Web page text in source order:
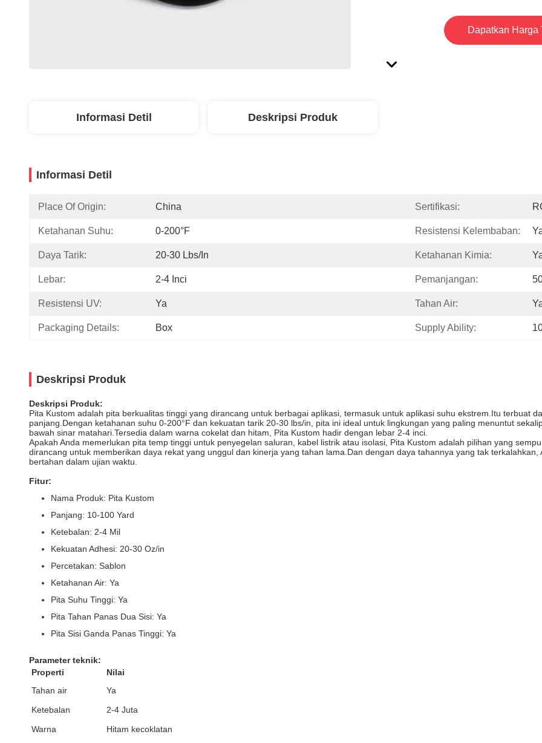
Dapatkan Harga
Informasi Detil Deskripsi Produk
Informasi Detil
Place Of Origin: China Sertifikasi:
Ketahanan Suhu: 0-200°F Resistensi Kelembaban:
Daya Tarik: 20-30 Lbs/in Ketahanan Kimia:
Lebar: 2-4 Inci Pemanjangan:
Resistensi UV: Ya Tahan Air:
Packaging Details: Box Supply Ability:
Deskripsi Produk
Deskripsi Produk:
Pita Kustom adalah pita berkualitas tinggi yang dirancang untuk berbagai aplikasi, termasuk untuk aplikasi suhu ekstrem.Itu terbuat
panjang.Dengan ketahanan suhu 0-200°F dan kekuatan tarik 20-30 lbs/in, pita ini ideal untuk lingkungan yang paling menuntut
bawah sinar matahari.Tersedia dalam warna cokelat dan hitam, Pita Kustom hadir dengan lebar 2-4 inci.
Apakah Anda memerlukan pita temp tinggi untuk penyegelan saluran, kabel listrik atau isolasi, Pita Kustom adalah pilihan yang
dirancang untuk memberikan daya rekat yang unggul dan kinerja yang tahan lama.Dan dengan daya tahannya yang tak
bertahan dalam ujian waktu.
Fitur:
Nama Produk: Pita Kustom
Panjang: 10-100 Yard
Ketebalan: 2-4 Mil
Kekuatan Adhesi: 20-30 Oz/in
Percetakan: Sablon
Ketahanan Air: Ya
Pita Suhu Tinggi: Ya
Pita Tahan Panas Dua Sisi: Ya
Pita Sisi Ganda Panas Tinggi: Ya
Parameter teknik:
Properti
Nilai
Tahan air
Ya
Ketebalan
2-4 Juta
Warna
Hitam kecoklatan